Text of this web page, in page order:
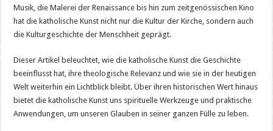
Musik, die Malerei der Renaissance bis hin zum zeitgenössischen Kino
hat die katholische Kunst nicht nur die Kultur der Kirche, sondern auch
die Kulturgeschichte der Menschheit geprägt.
Dieser Artikel beleuchtet, wie die katholische Kunst die Geschichte
beeinflusst hat, ihre theologische Relevanz und wie sie in der heutigen
Welt weiterhin ein Lichtblick bleibt. Über ihren historischen Wert hinaus
bietet die katholische Kunst uns spirituelle Werkzeuge und praktische
Anwendungen, um unseren Glauben in seiner ganzen Fülle zu leben.